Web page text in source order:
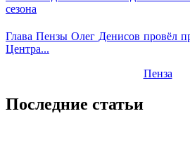
сезона
Глава Пензы Олег Денисов провёл
Центра...
Пенза
Последние статьи